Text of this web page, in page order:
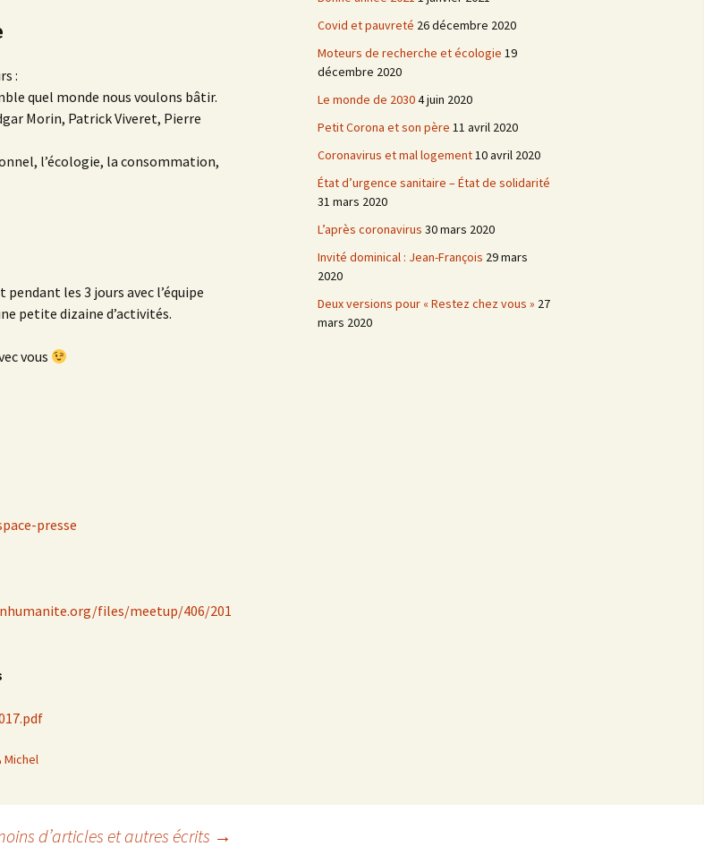
:
quel monde nous voulons bâtir.
Morin, Patrick Viveret, Pierre
l’écologie, la consommation,
les 3 jours avec l’équipe
petite dizaine d’activités.
vous
presse
files/meetup/406/201
Michel
d’articles et autres écrits →
Covid et pauvreté 26 décembre 2020
Moteurs de recherche et écologie 19
décembre 2020
Le monde de 20304 juin 2020
Petit Corona et son père 11 avril 2020
Coronavirus et mal logement10 avril 2020
État d’urgence sanitaire – État de solidarité
31 mars 2020
L’après coronavirus 30 mars 2020
Invité dominical : Jean-François 29 mars
2020
Deux versions pour « Restez chez vous » 27
mars 2020